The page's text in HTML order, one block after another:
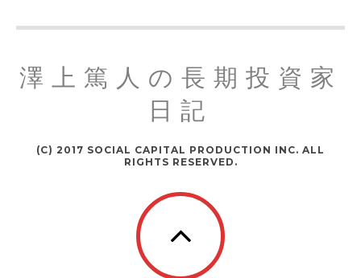
澤上篤人の長期投資家
日記
(C) 2017 SOCIAL CAPITAL PRODUCTION INC. ALL
RIGHTS RESERVED.